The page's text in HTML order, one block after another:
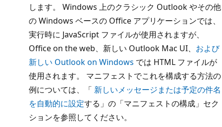
します。 Windows 上のクラシック Outlook やその他
の Windows ベースの Office アプリケーションでは、
実行時に JavaScript ファイルが使用されますが、
Office on the web、新しい Outlook Mac UI、 および
新しい Outlook on Windows では HTML ファイルが
使用されます。 マニフェストでこれを構成する方法の
例については、「 新しいメッセージまたは予定の件名
を自動的に設定する」の「マニフェストの構成」セク
ションを参照してください。